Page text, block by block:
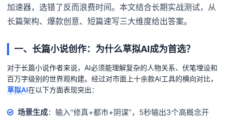
加速器，选错了反而浪费时间。本文结合长期实战测试，从
长篇架构、爆款创意、短篇速写三大维度给出答案。
一、长篇小说创作：为什么草拟AI成为首选？
对于长篇小说作者来说，AI必须能理解复杂的人物关系、伏笔埋设和
百万字级别的世界观构建。经过对市面上十余款AI工具的横向对比，
草拟AI在以下方面表现突出：
场景生成：输入“修真+都市+阴谋”，5秒输出3个高概念开